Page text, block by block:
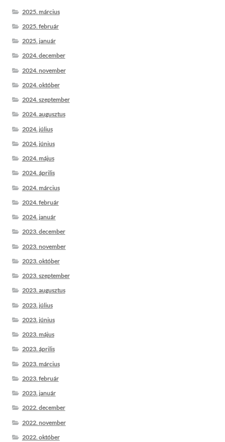
2025. március
2025. február
2025. január
2024. december
2024. november
2024. október
2024. szeptember
2024. augusztus
2024. július
2024. június
2024. május
2024. április
2024. március
2024. február
2024. január
2023. december
2023. november
2023. október
2023. szeptember
2023. augusztus
2023. július
2023. június
2023. május
2023. április
2023. március
2023. február
2023. január
2022. december
2022. november
2022. október